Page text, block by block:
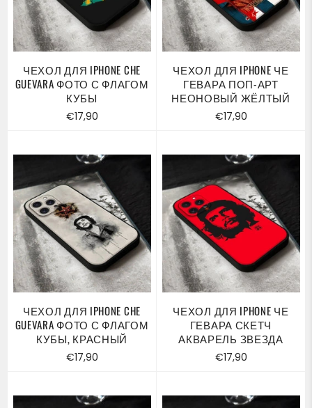
ЧЕХОЛ ДЛЯ IPHONE CHE
GUEVARA ФОТО С ФЛАГОМ
КУБЫ
Обычная
€17,90
ЧЕХОЛ ДЛЯ IPHONE ЧЕ
ГЕВАРА ПОП-АРТ
НЕОНОВЫЙ ЖЁЛТЫЙ
Обычная
€17,90
ЧЕХОЛ ДЛЯ IPHONE CHE
GUEVARA ФОТО С ФЛАГОМ
КУБЫ, КРАСНЫЙ
Обычная
€17,90
ЧЕХОЛ ДЛЯ IPHONE ЧЕ
ГЕВАРА СКЕТЧ
АКВАРЕЛЬ ЗВЕЗДА
Обычная
€17,90